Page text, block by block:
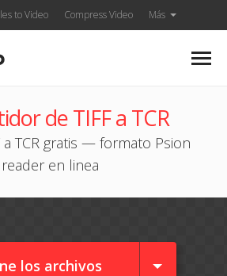
to Video Compress Video Más
de TIFF a TCR
a TCR gratis — formato Psion
reader en linea
los archivos